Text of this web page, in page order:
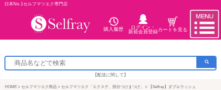
日本No.1セルフマツエク専門店
購入履歴
ログイン・
新規会員登録カートを見る
【配送に関して】
HOME セルフマツエク商品 セルフマツエク「エクステ、部分つけまつげ」 【Selfray】ダブルラッシュ